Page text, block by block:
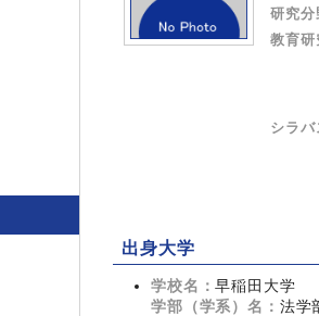
研究分
教育研
シラバ
出身大学
学校名：早稲田大学
学部（学系）名： 法学